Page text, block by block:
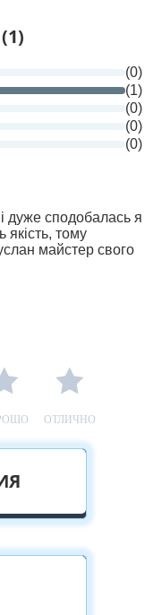
(0)
(1)
(0)
(0)
(0)
дуже сподобалась я
якість, тому
майстер свого
ОТЛИЧНО